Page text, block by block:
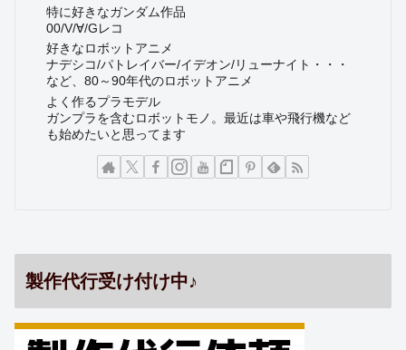
特に好きなガンダム作品
00/V/∀/Gレコ
好きなロボットアニメ
ナデシコ/パトレイバー/イデオン/リューナイト・・・
など、80～90年代のロボットアニメ
よく作るプラモデル
ガンプラを含むロボットモノ。最近は車や飛行機など
も始めたいと思ってます
製作代行受け付け中♪